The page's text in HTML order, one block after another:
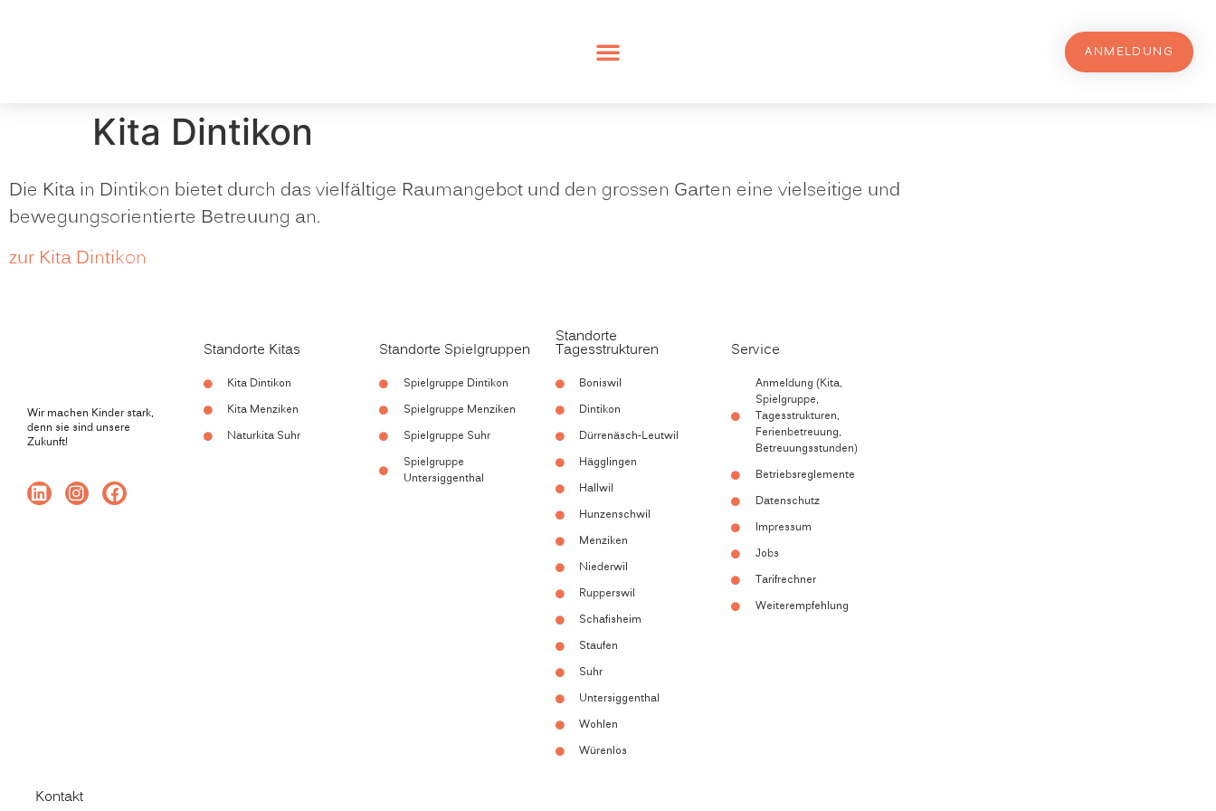
ANMELDUNG
Kita Dintikon
Die Kita in Dintikon bietet durch das vielfältige Raumangebot und den grossen Garten eine vielseitige und
bewegungsorientierte Betreuung an.
zur Kita Dintikon
Wir machen Kinder stark,
denn sie sind unsere
Zukunft!
Standorte Kitas
Kita Dintikon
Kita Menziken
Naturkita Suhr
Standorte Spielgruppen
Spielgruppe Dintikon
Spielgruppe Menziken
Spielgruppe Suhr
Spielgruppe
Untersiggenthal
Standorte
Tagesstrukturen
Boniswil
Dintikon
Dürrenäsch-Leutwil
Hägglingen
Hallwil
Hunzenschwil
Menziken
Niederwil
Rupperswil
Schafisheim
Staufen
Suhr
Untersiggenthal
Wohlen
Würenlos
Service
Anmeldung (Kita,
Spielgruppe,
Tagesstrukturen,
Ferienbetreuung,
Betreuungsstunden)
Betriebsreglemente
Datenschutz
Impressum
Jobs
Tarifrechner
Weiterempfehlung
Kontakt